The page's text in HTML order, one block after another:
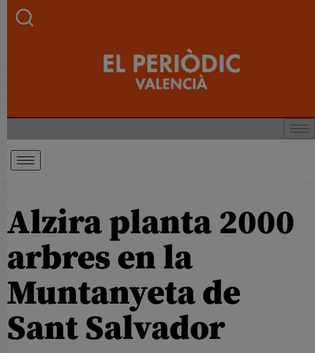
Alzira planta 2000
arbres en la
Muntanyeta de
Sant Salvador